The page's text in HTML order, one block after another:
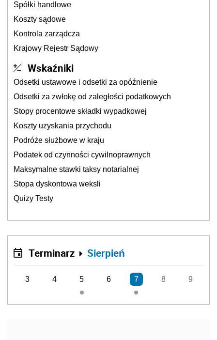
Spółki handlowe
Koszty sądowe
Kontrola zarządcza
Krajowy Rejestr Sądowy
Wskaźniki
Odsetki ustawowe i odsetki za opóźnienie
Odsetki za zwłokę od zaległości podatkowych
Stopy procentowe składki wypadkowej
Koszty uzyskania przychodu
Podróże służbowe w kraju
Podatek od czynności cywilnoprawnych
Maksymalne stawki taksy notarialnej
Stopa dyskontowa weksli
Quizy Testy
Terminarz Sierpień
3 4 5 6 7 8 9